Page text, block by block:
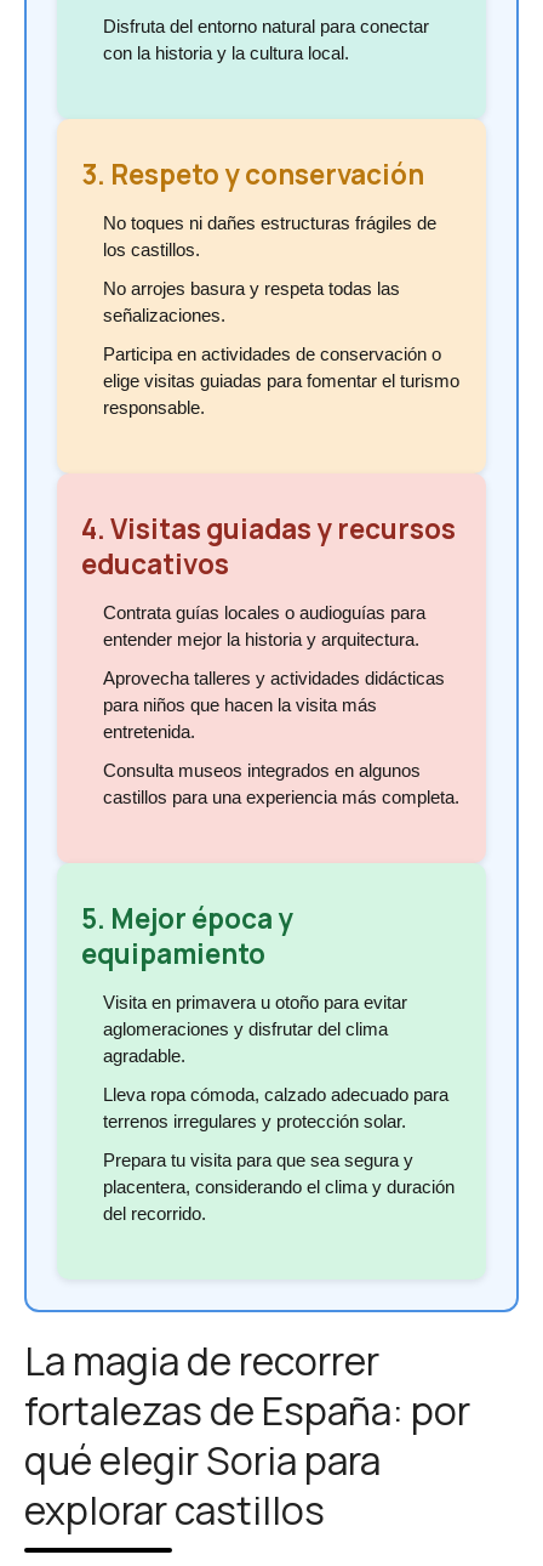
Disfruta del entorno natural para conectar
con la historia y la cultura local.
3. Respeto y conservación
No toques ni dañes estructuras frágiles de
los castillos.
No arrojes basura y respeta todas las
señalizaciones.
Participa en actividades de conservación o
elige visitas guiadas para fomentar el turismo
responsable.
4. Visitas guiadas y recursos
educativos
Contrata guías locales o audioguías para
entender mejor la historia y arquitectura.
Aprovecha talleres y actividades didácticas
para niños que hacen la visita más
entretenida.
Consulta museos integrados en algunos
castillos para una experiencia más completa.
5. Mejor época y
equipamiento
Visita en primavera u otoño para evitar
aglomeraciones y disfrutar del clima
agradable.
Lleva ropa cómoda, calzado adecuado para
terrenos irregulares y protección solar.
Prepara tu visita para que sea segura y
placentera, considerando el clima y duración
del recorrido.
La magia de recorrer
fortalezas de España: por
qué elegir Soria para
explorar castillos